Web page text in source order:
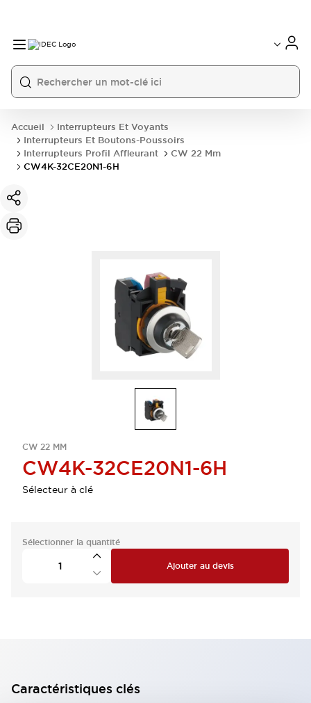
Accueil
Interrupteurs Et Voyants
Interrupteurs Et Boutons-Poussoirs
Interrupteurs Profil Affleurant
CW 22 Mm
CW4K-32CE20N1-6H
CW 22 MM
CW4K-32CE20N1-6H
Sélecteur à clé
Sélectionner la quantité
Ajouter au devis
Caractéristiques clés